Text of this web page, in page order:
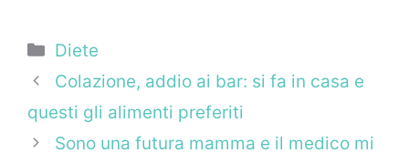
Categorie
Diete
Colazione, addio ai bar: si fa in casa e
questi gli alimenti preferiti
Sono una futura mamma e il medico mi